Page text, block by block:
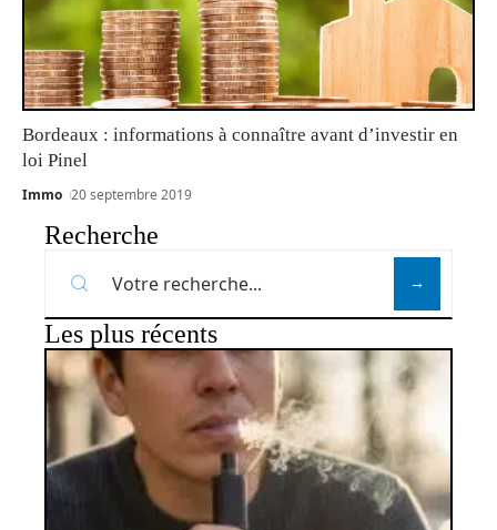
Bordeaux : informations à connaître avant d’investir en
loi Pinel
Immo 20 septembre 2019
Recherche
Les plus récents